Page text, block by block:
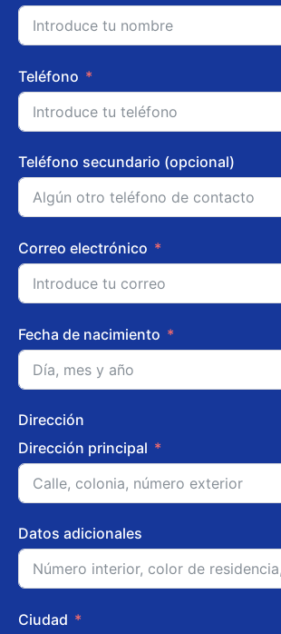
Teléfono
Teléfono secundario (opcional)
Correo electrónico
Fecha de nacimiento
Dirección
Dirección principal
Datos adicionales
Ciudad